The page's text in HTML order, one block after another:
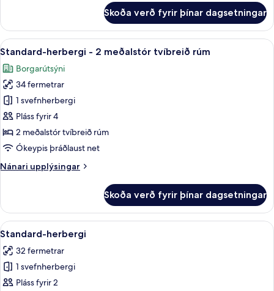
herbergi
1
tvíbreitt
rúm
Skoða verð fyrir þínar dagsetningar
Skoða
allar
myndir
fyrir
Standard-
herbergi
-
2
meðalstór
tvíbreið
Skrifborð, myrkratjöld/-gardínur,
8
Standard-herbergi - 2 meðalstór tvíbreið rúm
Borgarútsýni
34 fermetrar
1 svefnherbergi
Pláss fyrir 4
2 meðalstór tvíbreið rúm
Ókeypis þráðlaust net
Nánari upplýsingar
Nánari
herbergi
2
tvíbreið
rúm
Skoða verð fyrir þínar dagsetningar
Skoða
allar
myndir
fyrir
Standard-
Skrifborð, myrkratjöld/-gardínur,
8
Standard-herbergi
32 fermetrar
1 svefnherbergi
Pláss fyrir 2